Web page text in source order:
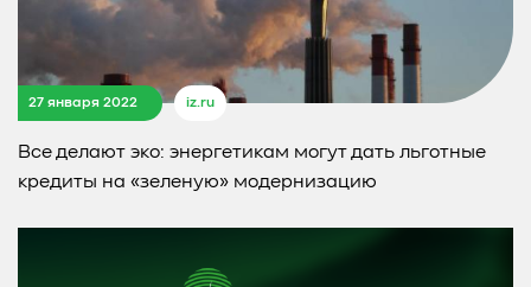
27 января 2022 iz.ru
Все делают эко: энергетикам могут дать льготные
кредиты на «зеленую» модернизацию